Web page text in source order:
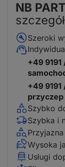
NB
Szeroki
+49 9191
+49 9191
Szybko
Szybka i
Wysoka
Usługi